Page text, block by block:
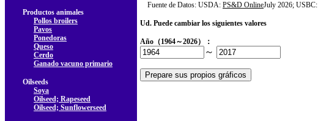
Productos animales
Pollos broilers
Pavos
Ponedoras
Queso
Cerdo
Ganado vacuno primario
Oilseeds
Soya
Oilseed; Rapeseed
Oilseed; Sunflowerseed
Fuente de Datos: USDA: PS&D OnlineJuly 2026; USBC:
Ud. Puede cambiar los siguientes valores
Año（1964～2026）：
～